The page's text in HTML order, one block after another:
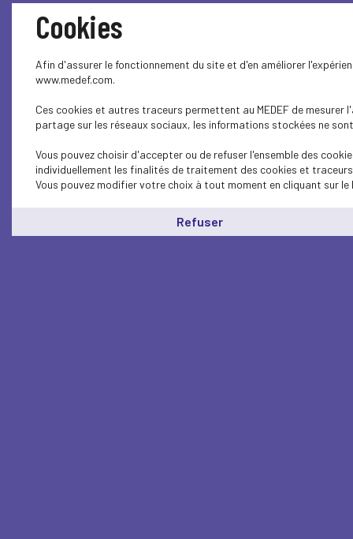
Cookies
Afin d'assurer le fonctionnement du site et d'en améliorer
www.medef.com.
Ces cookies et autres traceurs permettent au MEDEF de
partage sur les réseaux sociaux, les informations stockées ne
Vous pouvez choisir d'accepter ou de refuser l'ensemble des
individuellement les finalités de traitement des cookies et
Vous pouvez modifier votre choix à tout moment en cliquant sur le
Refuser